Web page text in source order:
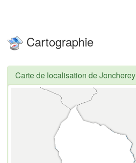
Cartographie
Carte de localisation de Joncherey